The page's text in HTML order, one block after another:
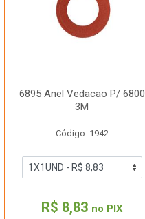
6895 Anel Vedacao P/ 6800
3M
Código: 1942
R$ 8,83 no PIX